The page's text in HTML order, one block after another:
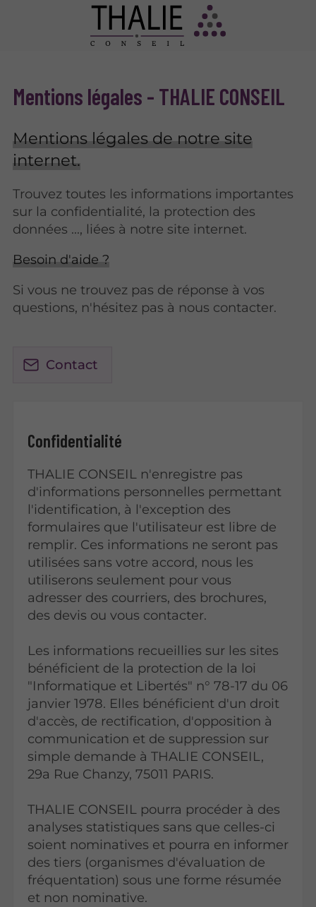
Mentions légales - THALIE CONSEIL
Mentions légales de notre site
internet.
Trouvez toutes les informations importantes
sur la confidentialité, la protection des
données ..., liées à notre site internet.
Besoin d'aide ?
Si vous ne trouvez pas de réponse à vos
questions, n'hésitez pas à nous contacter.
Contact
Confidentialité
THALIE CONSEIL n'enregistre pas
d'informations personnelles permettant
l'identification, à l'exception des
formulaires que l'utilisateur est libre de
remplir. Ces informations ne seront pas
utilisées sans votre accord, nous les
utiliserons seulement pour vous
adresser des courriers, des brochures,
des devis ou vous contacter.
Les informations recueillies sur les sites
bénéficient de la protection de la loi
"Informatique et Libertés" n° 78-17 du 06
janvier 1978. Elles bénéficient d'un droit
d'accès, de rectification, d'opposition à
communication et de suppression sur
simple demande à THALIE CONSEIL,
29a Rue Chanzy, 75011 PARIS.
THALIE CONSEIL pourra procéder à des
analyses statistiques sans que celles-ci
soient nominatives et pourra en informer
des tiers (organismes d'évaluation de
fréquentation) sous une forme résumée
et non nominative.